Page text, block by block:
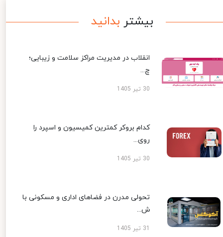
بیشتر بدانید
انقلاب در مدیریت مراکز سلامت و زیبایی؛
چ...
30 تیر 1405
کدام بروکر کمترین کمیسیون و اسپرد را
روی...
30 تیر 1405
تحولی مدرن در فضاهای اداری و مسکونی با
ش...